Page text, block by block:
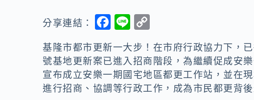
分享連結：
F
e
b
o
Li
e
p
y
Li
基隆市都市更新一大步！在市府行政協力下，
號基地更新案已進入招商階段，為繼續促成安
宣布成立安樂一期國宅地區都更工作站，並在
進行招商、協調等行政工作，成為市民都更背後